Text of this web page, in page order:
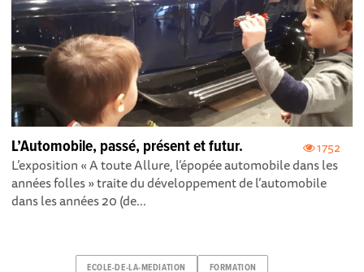
1752
L’Automobile, passé, présent et futur.
L’exposition « A toute Allure, l’épopée automobile dans les
années folles » traite du développement de l’automobile
dans les années 20 (de...
ECOLE-DE-LA-MEDIATION FORMATION